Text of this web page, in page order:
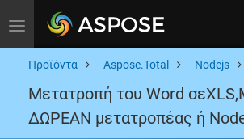
Toggle navigation
Προϊόντα Aspose.Total Nodejs
Μετατροπή του Word
ΔΩΡΕΑΝ μετατροπέας ή